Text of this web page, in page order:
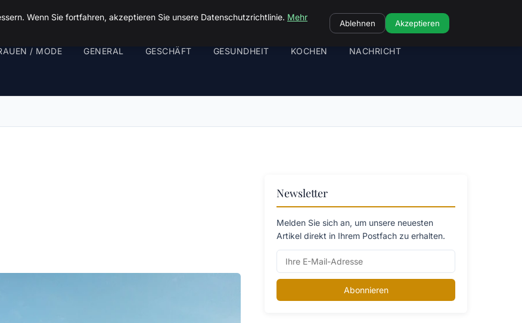
/ MODE GENERAL GESCHÄFT GESUNDHEIT KOCHEN NACHRICHT
Newsletter
Melden Sie sich an, um unsere neuesten
Artikel direkt in Ihrem Postfach zu erhalten.
Abonnieren
Wenn Sie fortfahren, akzeptieren Sie unsere Datenschutzrichtlinie. Mehr
Ablehnen Akzeptieren